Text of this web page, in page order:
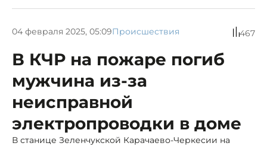
04 февраля 2025, 05:09Происшествия 467
В КЧР на пожаре погиб
мужчина из-за
неисправной
электропроводки в доме
В станице Зеленчукской Карачаево-Черкесии на